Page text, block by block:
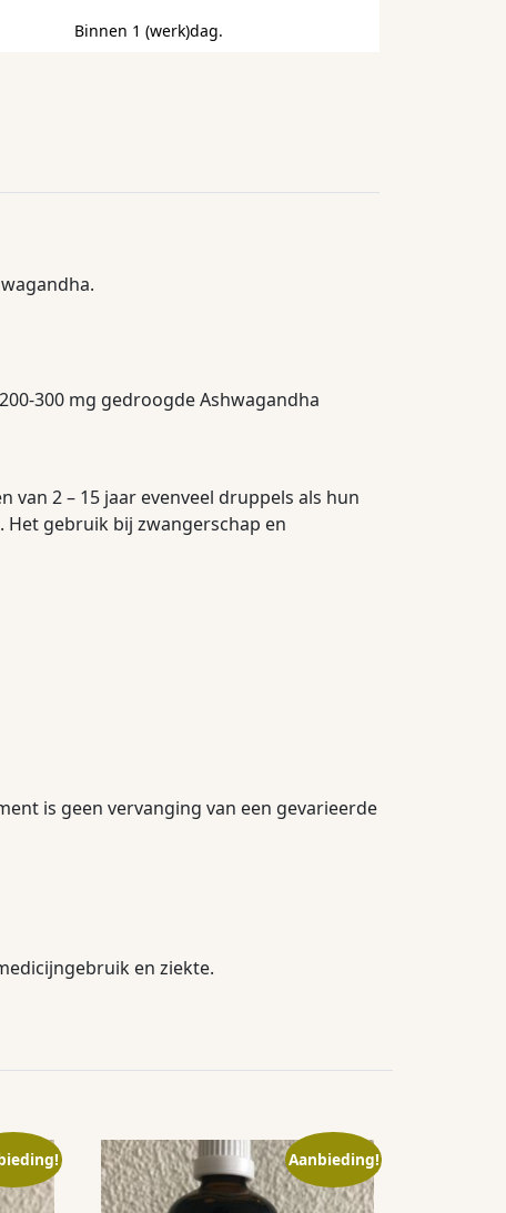
Binnen 1 (werk)dag.
300 mg gedroogde Ashwagandha
van 2 – 15 jaar evenveel druppels als hun
gebruik bij zwangerschap en
is geen vervanging van een gevarieerde
en ziekte.
Aanbieding!